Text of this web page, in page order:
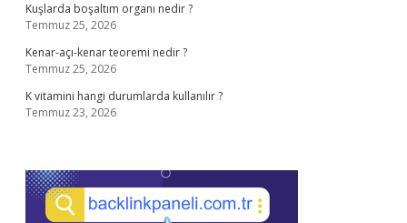
Kuşlarda boşaltım organı nedir ?
Temmuz 25, 2026
Kenar-açı-kenar teoremi nedir ?
Temmuz 25, 2026
K vitamini hangi durumlarda kullanılır ?
Temmuz 23, 2026